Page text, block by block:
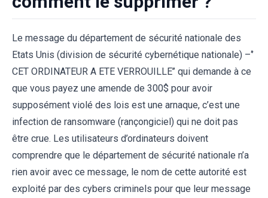
Le message du département de sécurité nationale des
Etats Unis (division de sécurité cybernétique nationale) –‘’
CET ORDINATEUR A ETE VERROUILLE’’ qui demande à ce
que vous payez une amende de 300$ pour avoir
supposément violé des lois est une arnaque, c’est une
infection de ransomware (rançongiciel) qui ne doit pas
être crue. Les utilisateurs d’ordinateurs doivent
comprendre que le département de sécurité nationale n’a
rien avoir avec ce message, le nom de cette autorité est
exploité par des cybers criminels pour que leur message